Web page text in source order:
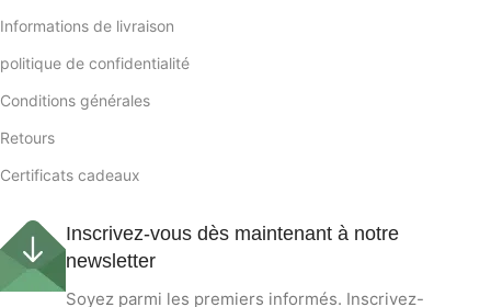
Informations de livraison
politique de confidentialité
Conditions générales
Retours
Certificats cadeaux
Inscrivez-vous dès maintenant à notre
newsletter
Soyez parmi les premiers informés. Inscrivez-